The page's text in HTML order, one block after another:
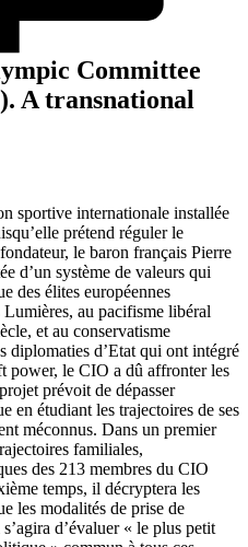
Committee
A transnational
sportive internationale installée
prétend réguler le
le baron français Pierre
d’un système de valeurs qui
des élites européennes
au pacifisme libéral
et au conservatisme
diplomaties d’Etat qui ont intégré
power, le CIO a dû affronter les
prévoit de dépasser
en étudiant les trajectoires de ses
méconnus. Dans un premier
familiales,
des 213 membres du CIO
temps, il décryptera les
les modalités de prise de
d’évaluer « le plus petit